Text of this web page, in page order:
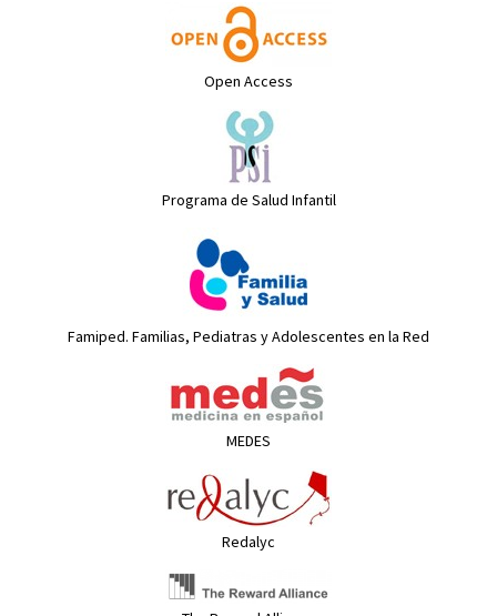
Open Access
Programa de Salud Infantil
Famiped. Familias, Pediatras y Adolescentes en la Red
MEDES
Redalyc